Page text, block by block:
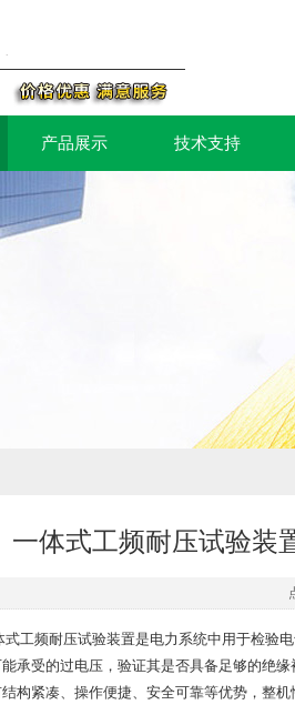
产品展示 技术支持
一体式工频耐压试验装
频耐压试验装置是电力系统中用于检验电
承受的过电压，验证其是否具备足够的绝缘
构紧凑、操作便捷、安全可靠等优势，整机